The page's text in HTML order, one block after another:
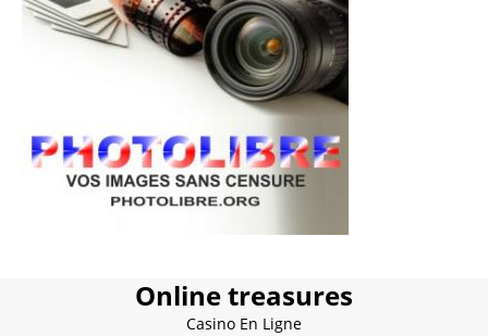
Online treasures
Casino En Ligne